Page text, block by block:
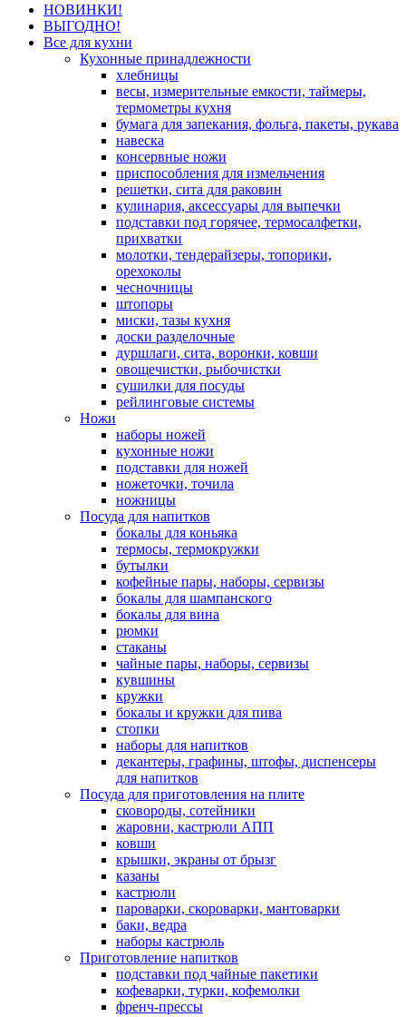
НОВИНКИ!
ВЫГОДНО!
Все для кухни
Кухонные принадлежности
хлебницы
весы, измерительные емкости, таймеры,
термометры кухня
бумага для запекания, фольга, пакеты, рукава
навеска
консервные ножи
приспособления для измельчения
решетки, сита для раковин
кулинария, аксессуары для выпечки
подставки под горячее, термосалфетки,
прихватки
молотки, тендерайзеры, топорики,
орехоколы
чесночницы
штопоры
миски, тазы кухня
доски разделочные
дуршлаги, сита, воронки, ковши
овощечистки, рыбочистки
сушилки для посуды
рейлинговые системы
Ножи
наборы ножей
кухонные ножи
подставки для ножей
ножеточки, точила
ножницы
Посуда для напитков
бокалы для коньяка
термосы, термокружки
бутылки
кофейные пары, наборы, сервизы
бокалы для шампанского
бокалы для вина
рюмки
стаканы
чайные пары, наборы, сервизы
кувшины
кружки
бокалы и кружки для пива
стопки
наборы для напитков
декантеры, графины, штофы, диспенсеры
для напитков
Посуда для приготовления на плите
сковороды, сотейники
жаровни, кастрюли АПП
ковши
крышки, экраны от брызг
казаны
кастрюли
пароварки, скороварки, мантоварки
баки, ведра
наборы кастрюль
Приготовление напитков
подставки под чайные пакетики
кофеварки, турки, кофемолки
френч-прессы